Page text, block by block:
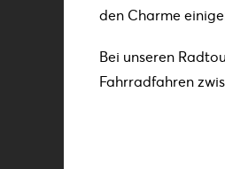
den Charme
Bei unseren
Fahrradfahren